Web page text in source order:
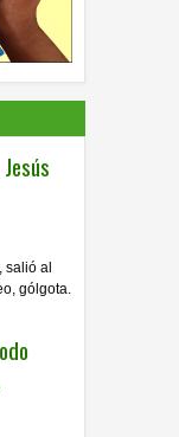
salió al
gólgota.